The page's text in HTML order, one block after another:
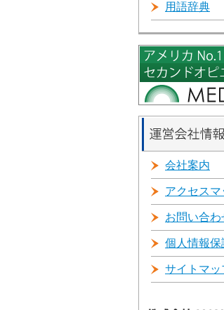
用語辞典
会社案内
アクセスマ
お問い合わ
個人情報
サイトマッ